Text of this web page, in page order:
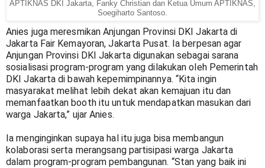
APTIKNAS DKI Jakarta, Fanky Christian dan Ketua Umum APTIKNAS,
Soegiharto Santoso.
Anies juga meresmikan Anjungan Provinsi DKI Jakarta di
Jakarta Fair Kemayoran, Jakarta Pusat. Ia berpesan agar
Anjungan Provinsi DKI Jakarta digunakan sebagai sarana
sosialisasi program-program yang dilakukan oleh Pemerintah
DKI Jakarta di bawah kepemimpinannya. “Kita ingin
masyarakat melihat lebih dekat akan kemajuan itu dan
memanfaatkan booth itu untuk mendapatkan masukan dari
warga Jakarta,” ujar Anies.
Ia menginginkan supaya hal itu juga bisa membangun
kolaborasi serta merangsang partisipasi warga Jakarta
dalam program-program pembangunan. “Stan yang baik ini